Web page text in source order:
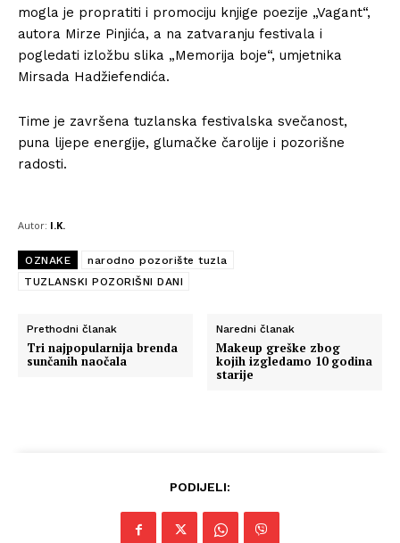
mogla je propratiti i promociju knjige poezije „Vagant“,
autora Mirze Pinjića, a na zatvaranju festivala i
pogledati izložbu slika „Memorija boje“, umjetnika
Mirsada Hadžiefendića.
Time je završena tuzlanska festivalska svečanost,
puna lijepe energije, glumačke čarolije i pozorišne
radosti.
Autor: I.K.
OZNAKE
narodno pozorište tuzla
TUZLANSKI POZORIŠNI DANI
Prethodni članak
Tri najpopularnija brenda
sunčanih naočala
Naredni članak
Makeup greške zbog
kojih izgledamo 10 godina
starije
PODIJELI: